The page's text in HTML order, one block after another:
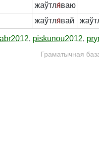
жаўтля́ваю
жаўтля́вай
, piskunou2012,
Граматычная